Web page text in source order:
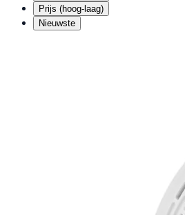
Prijs (hoog-laag)
Nieuwste